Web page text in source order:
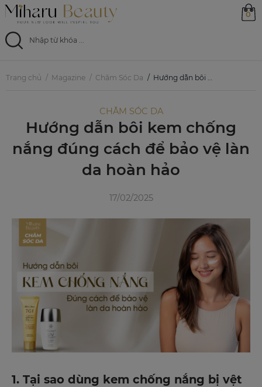
0
Trang chủ
Sản phẩm
Ưu đãi
Magazine
Feed
0799 33 86 88
Trang chủ Magazine Chăm Sóc Da Hướng dẫn bôi kem chống nắng đúng cách để bảo vệ làn da hoàn hảo
CHĂM SÓC DA
Hướng dẫn bôi kem chống
nắng đúng cách để bảo vệ làn
da hoàn hảo
17/02/2025
1. Tại sao dùng kem chống nắng bị vệt